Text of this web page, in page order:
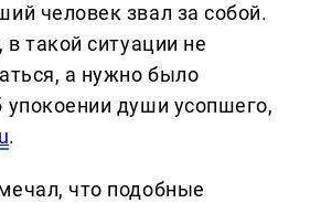
человек звал за собой.
такой ситуации не
а нужно было
упокоении души усопшего,
.
что подобные